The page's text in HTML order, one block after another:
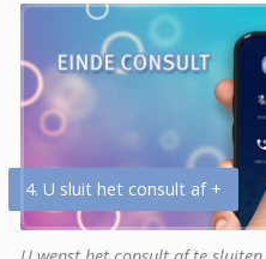
4. U sluit het consult af +